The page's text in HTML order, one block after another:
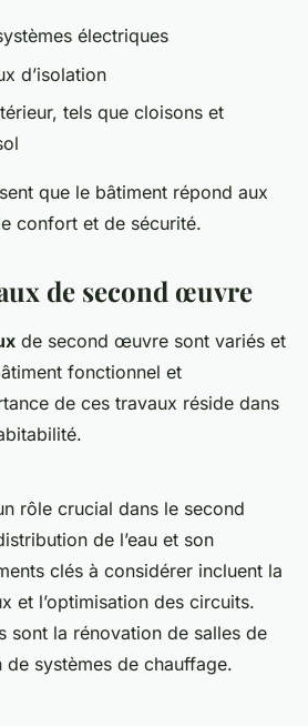
électriques
d’isolation
tels que cloisons et
que le bâtiment répond aux
confort et de sécurité.
de second œuvre
de second œuvre sont variés et
fonctionnel et
de ces travaux réside dans
rôle crucial dans le second
de l’eau et son
clés à considérer incluent la
et l’optimisation des circuits.
sont la rénovation de salles de
de systèmes de chauffage.